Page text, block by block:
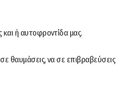
και ή αυτοφροντίδα μας.
θαυμάσεις, να σε επιβραβεύσεις